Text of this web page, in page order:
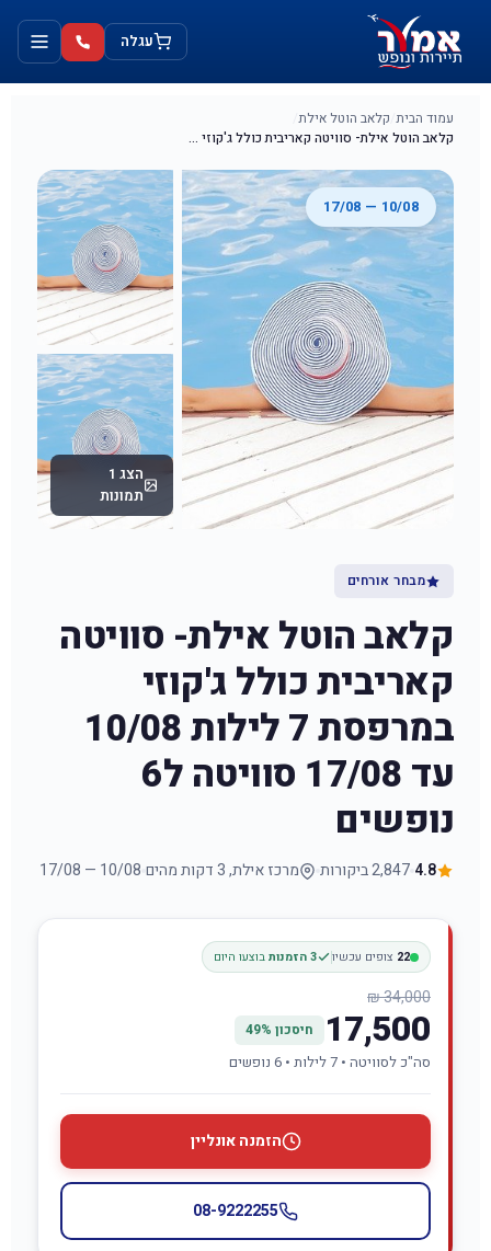
עגלה
עמוד הבית קלאב הוטל אילת
קלאב הוטל אילת- סוויטה קאריבית כולל ג'קוזי במרפסת 7 לילות 10/08 עד 17/08 סוויטה ל6 נופשים
10/08 — 17/08
הצג 1
תמונות
מבחר אורחים
קלאב הוטל אילת- סוויטה
קאריבית כולל ג'קוזי
במרפסת 7 לילות 10/08
עד 17/08 סוויטה ל6
נופשים
4.8 2,847 ביקורות מרכז אילת, 3 דקות מהים 10/08 — 17/08
22 צופים עכשיו 3 הזמנות בוצעו היום
34,000 ₪
17,500 חיסכון 49%
סה"כ לסוויטה • 7 לילות • 6 נופשים
הזמנה אונליין
08-9222255